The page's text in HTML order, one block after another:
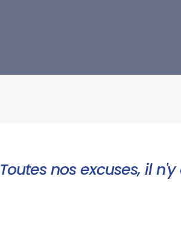
Toutes nos excuses, il